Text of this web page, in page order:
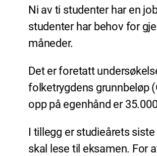
Ni av ti studenter har en
studenter har behov for
måneder.
Det er foretatt
folketrygdens grunnbeløp
opp på egenhånd er
I tillegg er studieårets
skal lese til eksamen. For